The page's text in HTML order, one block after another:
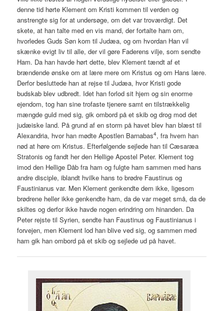
denne tid hørte Klement om Kristi kommen til verden og
anstrengte sig for at undersøge, om det var troværdigt. Det
skete, at han talte med en vis mand, der fortalte ham om,
hvorledes Guds Søn kom til Judæa, og om hvordan Han vil
skænke evigt liv til alle, der vil gøre Faderens vilje, som sendte
Ham. Da han havde hørt dette, blev Klement tændt af et
brændende ønske om at lære mere om Kristus og om Hans lære.
Derfor besluttede han at rejse til Judæa, hvor Kristi gode
budskab blev udbredt. Idet han forlod sit hjem og sin enorme
ejendom, tog han sine trofaste tjenere samt en tilstrækkelig
mængde guld med sig, gik ombord på et skib og drog mod det
judæiske land. På grund af en storm på havet blev han blæst til
Alexandria, hvor han mødte Apostlen Barnabas4, fra hvem han
nød at høre om Kristus. Efterfølgende sejlede han til Cæsaræa
Stratonis og fandt her den Hellige Apostel Peter. Klement tog
imod den Hellige Dåb fra ham og fulgte ham sammen med hans
andre disciple, iblandt hvilke hans to brødre Faustinus og
Faustinianus var. Men Klement genkendte dem ikke, ligesom
brødrene heller ikke genkendte ham, da de var meget små, da de
skiltes og derfor ikke havde nogen erindring om hinanden. Da
Peter rejste til Syrien, sendte han Faustinus og Faustinianus i
forvejen, men Klement lod han blive ved sig, og sammen med
ham gik han ombord på et skib og sejlede ud på havet.